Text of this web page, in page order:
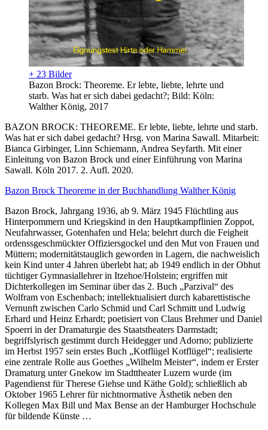
+ 23 Bilder
Bazon Brock: Theoreme. Er lebte, liebte, lehrte und
starb. Was hat er sich dabei gedacht?; Bild: Köln:
Walther König, 2017
BAZON BROCK: THEOREME. Er lebte, liebte, lehrte und starb.
Was hat er sich dabei gedacht? Hrsg. von Marina Sawall. Mitarbeit:
Bianca Girbinger, Linn Schiemann, Andrea Seyfarth. Mit einer
Einleitung von Bazon Brock und einer Einführung von Marina
Sawall. Köln 2017. 2. Aufl. 2020.
Bazon Brock Theoreme in der Buchhandlung Walther König
Bazon Brock, Jahrgang 1936, ab 9. März 1945 Flüchtling aus
Hinterpommern und Kriegskind in den Hauptkampflinien Zoppot,
Neufahrwasser, Gotenhafen und Hela; belehrt durch die Feigheit
ordenssgeschmückter Offiziersgockel und den Mut von Frauen und
Müttern; modernitätstauglich geworden in Lagern, die nachweislich
kein Kind unter 4 Jahren überlebt hat; ab 1949 endlich in der Obhut
tüchtiger Gymnasiallehrer in Itzehoe/Holstein; ergriffen mit
Dichterkollegen im Seminar über das 2. Buch „Parzival“ des
Wolfram von Eschenbach; intellektualisiert durch kabarettistische
Vernunft zwischen Carlo Schmid und Carl Schmitt und Ludwig
Erhard und Heinz Erhardt; poetisiert von Claus Brehmer und Daniel
Spoerri in der Dramaturgie des Staatstheaters Darmstadt;
begriffslyrisch gestimmt durch Heidegger und Adorno; publizierte
im Herbst 1957 sein erstes Buch „Kotflügel Kotflügel“; realisierte
eine zentrale Rolle aus Goethes „Wilhelm Meister“, indem er Erster
Dramaturg unter Gnekow im Stadttheater Luzern wurde (im
Pagendienst für Therese Giehse und Käthe Gold); schließlich ab
Oktober 1965 Lehrer für nichtnormative Ästhetik neben den
Kollegen Max Bill und Max Bense an der Hamburger Hochschule
für bildende Künste …